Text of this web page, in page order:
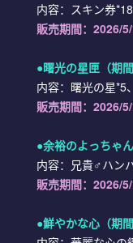
内容：スキン券
販売期間： 2026/
●曙光の星匣 （期
内容：曙光の星*5
販売期間： 2026/
●余裕のよっちゃん
内容：兄貴♂ハン
販売期間： 2026/
●鮮やかな心 （期